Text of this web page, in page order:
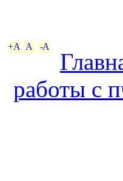
+A A -A
работы с